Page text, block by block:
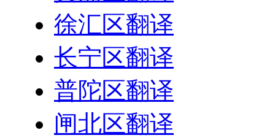
徐汇区翻译
长宁区翻译
普陀区翻译
闸北区翻译